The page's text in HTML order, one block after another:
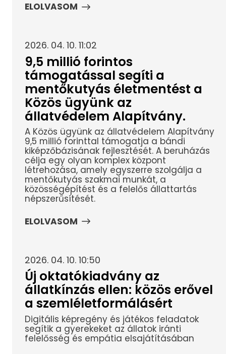
ELOLVASOM
2026. 04. 10. 11:02
9,5 millió forintos
támogatással segíti a
mentőkutyás életmentést a
Közös ügyünk az
állatvédelem Alapítvány.
A Közös ügyünk az állatvédelem Alapítvány
9,5 millió forinttal támogatja a bándi
kiképzőbázisának fejlesztését. A beruházás
célja egy olyan komplex központ
létrehozása, amely egyszerre szolgálja a
mentőkutyás szakmai munkát, a
közösségépítést és a felelős állattartás
népszerűsítését.
ELOLVASOM
2026. 04. 10. 10:50
Új oktatókiadvány az
állatkínzás ellen: közös erővel
a szemléletformálásért
Digitális képregény és játékos feladatok
segítik a gyerekeket az állatok iránti
felelősség és empátia elsajátításában